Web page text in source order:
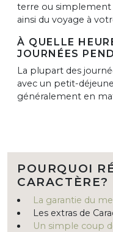
terre ou simplement
ainsi du voyage à
À QUELLE
JOURNÉES
La plupart des
avec un petit-
généralement en
POURQUOI
CARACTÈRE?
La garantie du
Les extras de
Un simple coup